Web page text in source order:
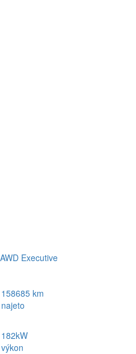
Executive
158685 km
najeto
182kW
výkon